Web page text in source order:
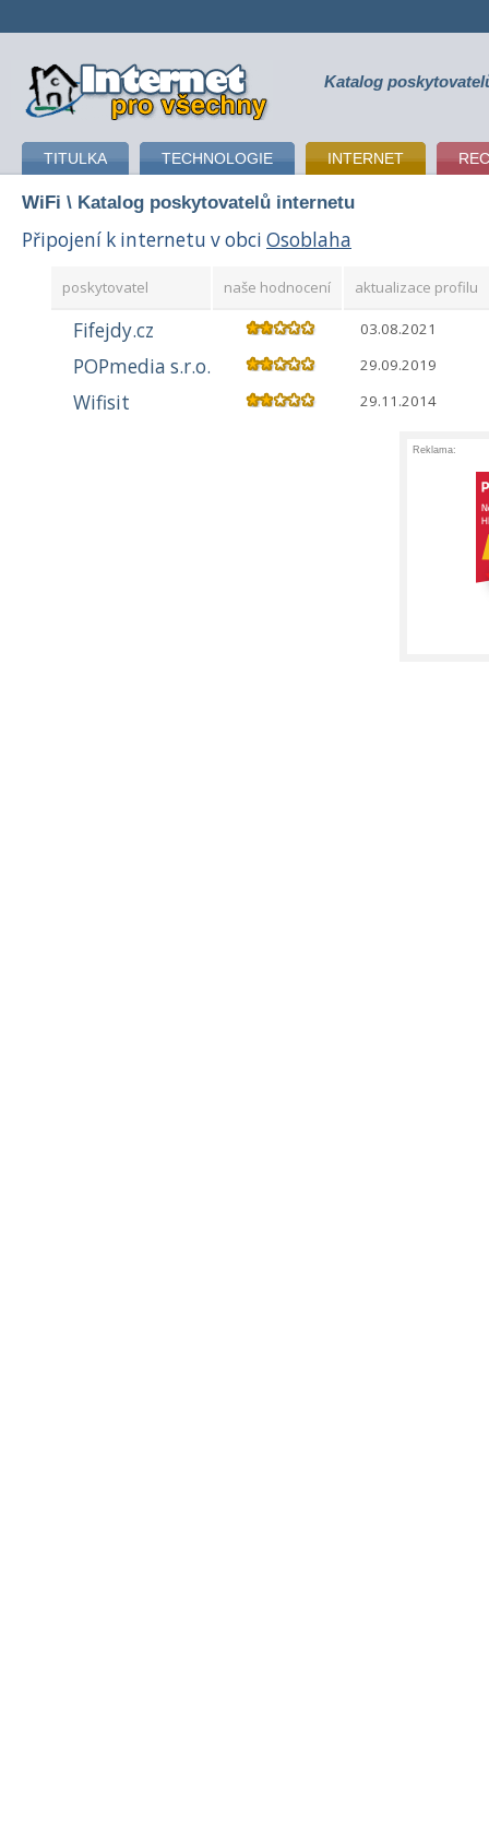
připojení k internetu Katalog
TITULKA TECHNOLOGIE INTERNET
WiFi \ Katalog poskytovatelů internetu
Připojení k internetu v obci Osoblaha
poskytovatel naše hodnocení aktualizace profilu
Fifejdy.cz 03.08.2021
POPmedia s.r.o. 29.09.2019
Wifisit 29.11.2014
Reklama: